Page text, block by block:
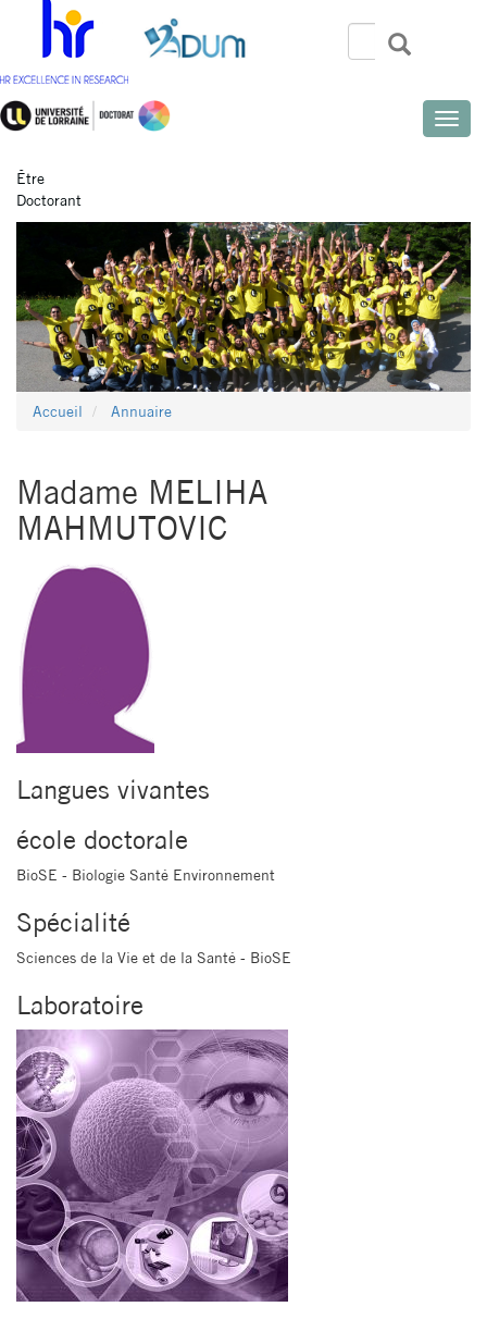
contenu
principal
Search
Rechercher
Toggle
Être
Doctorant
Accueil Annuaire
Madame MELIHA
MAHMUTOVIC
Langues vivantes
école doctorale
BioSE - Biologie Santé Environnement
Spécialité
Sciences de la Vie et de la Santé - BioSE
Laboratoire